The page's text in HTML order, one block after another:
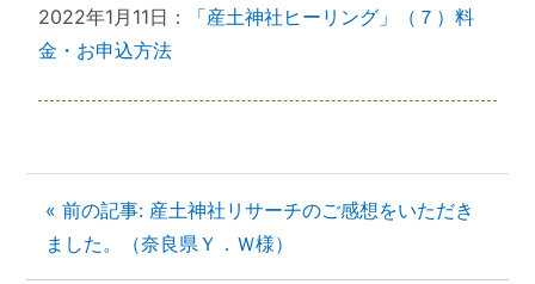
2022年1月11日：
「産土神社ヒーリング」（７）料
金・お申込方法
« 前の記事: 産土神社リサーチのご感想をいただき
ました。（奈良県Ｙ．Ｗ様）